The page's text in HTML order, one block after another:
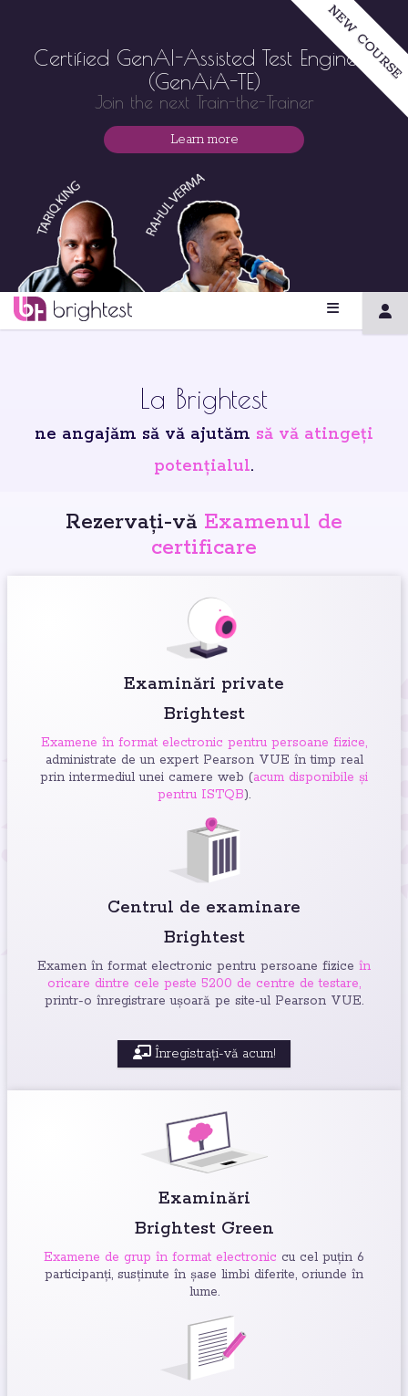
Certified GenAI-Assisted Test Engineer
(GenAiA-TE)
Join the next Train-the-Trainer
Learn more
NEW COURSE
La Brightest
ne angajăm să vă ajutăm să vă atingeți
potențialul.
Rezervați-vă Examenul de
certificare
Examinări private
Brightest
Examene în format electronic pentru persoane fizice,
administrate de un expert Pearson VUE în timp real
prin intermediul unei camere web (acum disponibile și
pentru ISTQB).
Centrul de examinare
Brightest
Examen în format electronic pentru persoane fizice în
oricare dintre cele peste 5200 de centre de testare,
printr-o înregistrare ușoară pe site-ul Pearson VUE.
Înregistrați-vă acum!
Examinări
Brightest Green
Examene de grup în format electronic cu cel puțin 6
participanți, susținute în șase limbi diferite, oriunde în
lume.